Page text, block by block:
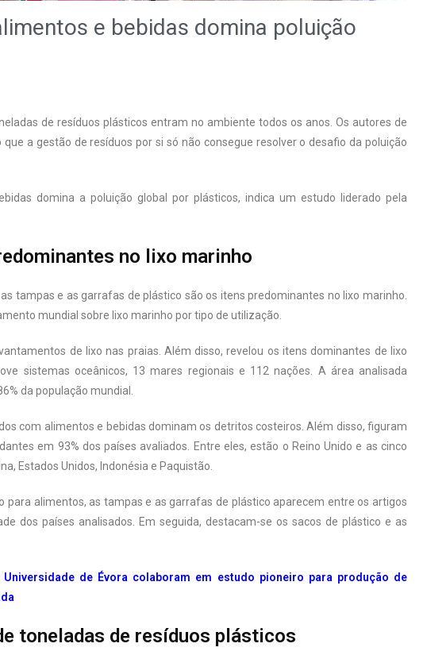
e bebidas domina poluição
de resíduos plásticos entram no ambiente todos os anos. Os autores de
a gestão de resíduos por si só não consegue resolver o desafio da poluição
domina a poluição global por plásticos, indica um estudo liderado pela
no lixo marinho
tampas e as garrafas de plástico são os itens predominantes no lixo marinho.
mundial sobre lixo marinho por tipo de utilização.
de lixo nas praias. Além disso, revelou os itens dominantes de lixo
sistemas oceânicos, 13 mares regionais e 112 nações. A área analisada
da população mundial.
com alimentos e bebidas dominam os detritos costeiros. Além disso, figuram
em 93% dos países avaliados. Entre eles, estão o Reino Unido e as cinco
Estados Unidos, Indonésia e Paquistão.
para alimentos, as tampas e as garrafas de plástico aparecem entre os artigos
dos países analisados. Em seguida, destacam-se os sacos de plástico e as
de Évora colaboram em estudo pioneiro para produção de
toneladas de resíduos plásticos